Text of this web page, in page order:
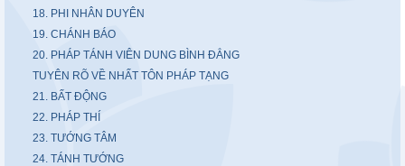
18. PHI NHÂN DUYÊN
19. CHÁNH BÁO
20. PHÁP TÁNH VIÊN DUNG BÌNH ĐẲNG
TUYÊN RÕ VỀ NHẤT TÔN PHÁP TẠNG
21. BẤT ĐỘNG
22. PHÁP THÍ
23. TƯỚNG TÂM
24. TÁNH TƯỚNG